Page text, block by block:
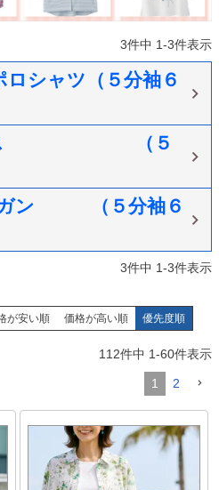
3件中 1-3件表示
シャツ（５分袖６
ラウス （５
ガン （５分袖６
3件中 1-3件表示
が安い順 価格が高い順 優先度順
112件中 1-60件表示
1 2